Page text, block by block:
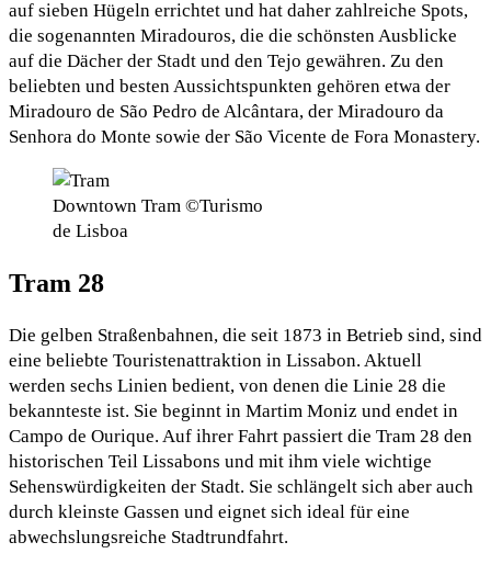
auf sieben Hügeln errichtet und hat daher zahlreiche Spots,
die sogenannten Miradouros, die die schönsten Ausblicke
auf die Dächer der Stadt und den Tejo gewähren. Zu den
beliebten und besten Aussichtspunkten gehören etwa der
Miradouro de São Pedro de Alcântara, der Miradouro da
Senhora do Monte sowie der São Vicente de Fora Monastery.
Downtown Tram ©Turismo
de Lisboa
Tram 28
Die gelben Straßenbahnen, die seit 1873 in Betrieb sind, sind
eine beliebte Touristenattraktion in Lissabon. Aktuell
werden sechs Linien bedient, von denen die Linie 28 die
bekannteste ist. Sie beginnt in Martim Moniz und endet in
Campo de Ourique. Auf ihrer Fahrt passiert die Tram 28 den
historischen Teil Lissabons und mit ihm viele wichtige
Sehenswürdigkeiten der Stadt. Sie schlängelt sich aber auch
durch kleinste Gassen und eignet sich ideal für eine
abwechslungsreiche Stadtrundfahrt.